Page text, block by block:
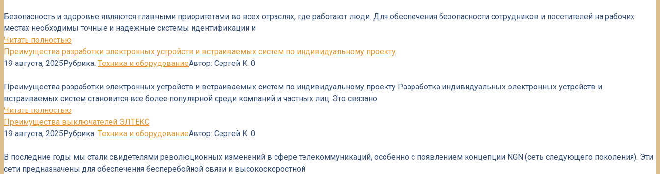
Безопасность и здоровье являются главными приоритетами во всех отраслях, где работают люди. Для обеспечения безопасности сотрудников и посетителей на рабочих
местах необходимы точные и надежные системы идентификации и
Читать полностью
Преимущества разработки электронных устройств и встраиваемых систем по индивидуальному проекту
19 августа, 2025Рубрика: Техника и оборудованиеАвтор: Сергей К. 0
Преимущества разработки электронных устройств и встраиваемых систем по индивидуальному проекту Разработка индивидуальных электронных устройств и
встраиваемых систем становится все более популярной среди компаний и частных лиц. Это связано
Читать полностью
Преимущества выключателей ЭЛТЕКС
19 августа, 2025Рубрика: Техника и оборудованиеАвтор: Сергей К. 0
В последние годы мы стали свидетелями революционных изменений в сфере телекоммуникаций, особенно с появлением концепции NGN (сеть следующего поколения). Эти
сети предназначены для обеспечения бесперебойной связи и высокоскоростной